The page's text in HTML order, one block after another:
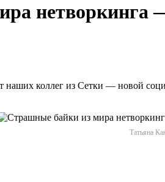
нетворкинга
коллег из Сетки — новой
Татьяна